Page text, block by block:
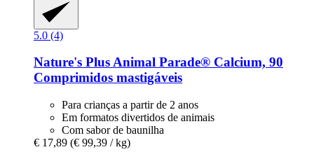
5.0 (4)
Nature's PlusAnimal Parade® Calcium, 90
Comprimidos mastigáveis
Para crianças a partir de 2 anos
Em formatos divertidos de animais
Com sabor de baunilha
€ 17,89 (€ 99,39 / kg)